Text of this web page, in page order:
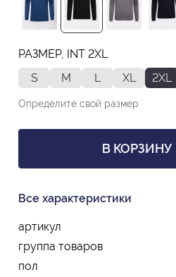
РАЗМЕР, INT 2XL
S
M L XL 2XL
Определите свой размер
В КОРЗИНУ
Все характеристики
артикул
группа товаров
пол